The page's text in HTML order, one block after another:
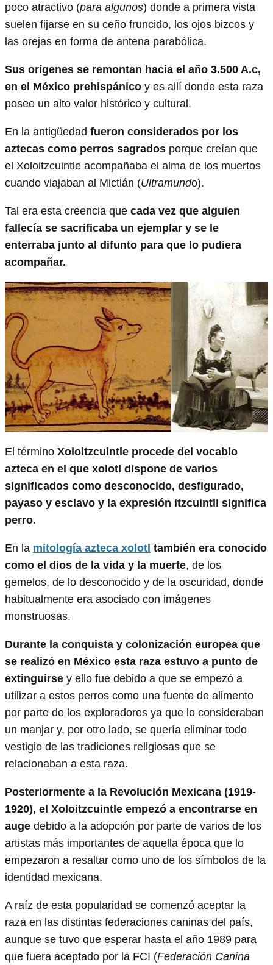
poco atractivo (para algunos) donde a primera vista
suelen fijarse en su ceño fruncido, los ojos bizcos y
las orejas en forma de antena parabólica.
Sus orígenes se remontan hacia el año 3.500 A.c,
en el México prehispánico y es allí donde esta raza
posee un alto valor histórico y cultural.
En la antigüedad fueron considerados por los
aztecas como perros sagrados porque creían que
el Xoloitzcuintle acompañaba el alma de los muertos
cuando viajaban al Mictlán (Ultramundo).
Tal era esta creencia que cada vez que alguien
fallecía se sacrificaba un ejemplar y se le
enterraba junto al difunto para que lo pudiera
acompañar.
El término Xoloitzcuintle procede del vocablo
azteca en el que xolotl dispone de varios
significados como desconocido, desfigurado,
payaso y esclavo y la expresión itzcuintli significa
perro.
En la mitología azteca xolotl también era conocido
como el dios de la vida y la muerte, de los
gemelos, de lo desconocido y de la oscuridad, donde
habitualmente era asociado con imágenes
monstruosas.
Durante la conquista y colonización europea que
se realizó en México esta raza estuvo a punto de
extinguirse y ello fue debido a que se empezó a
utilizar a estos perros como una fuente de alimento
por parte de los exploradores ya que lo consideraban
un manjar y, por otro lado, se quería eliminar todo
vestigio de las tradiciones religiosas que se
relacionaban a esta raza.
Posteriormente a la Revolución Mexicana (1919-
1920), el Xoloitzcuintle empezó a encontrarse en
auge debido a la adopción por parte de varios de los
artistas más importantes de aquella época que lo
empezaron a resaltar como uno de los símbolos de la
identidad mexicana.
A raíz de esta popularidad se comenzó aceptar la
raza en las distintas federaciones caninas del país,
aunque se tuvo que esperar hasta el año 1989 para
que fuera aceptado por la FCI (Federación Canina